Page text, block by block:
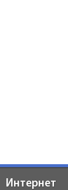
Интернет